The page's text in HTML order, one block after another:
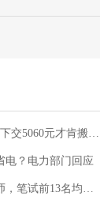
肯搬上楼！女子傻眼了……
电？电力部门回应
：已叫停招聘，成立调查组全面核查